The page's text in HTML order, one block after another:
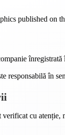
published on
responsabilă în
cu